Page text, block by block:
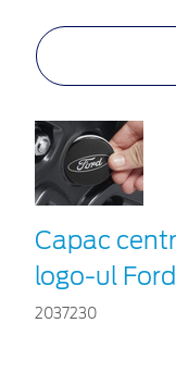
Capac
logo-ul Ford
2037230